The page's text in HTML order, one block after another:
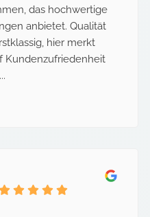
das hochwertige
anbietet. Qualität
hier merkt
Kundenzufriedenheit